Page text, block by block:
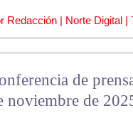
Redacción | Norte Digital |
de
noviembre de